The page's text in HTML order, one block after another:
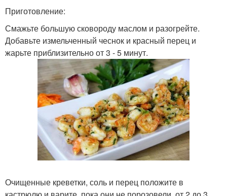
Приготовление:
Смажьте большую сковороду маслом и разогрейте.
Добавьте измельченный чеснок и красный перец и
жарьте приблизительно от 3 - 5 минут.
Очищенные креветки, соль и перец положите в